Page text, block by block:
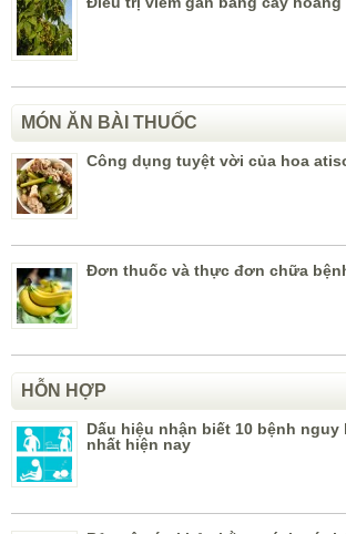
MÓN ĂN BÀI THUỐC
Công dụng tuyệt vời của hoa
Đơn thuốc và thực đơn chữa
HỖN HỢP
Dấu hiệu nhận biết 10 bệnh nguy
nhất hiện nay